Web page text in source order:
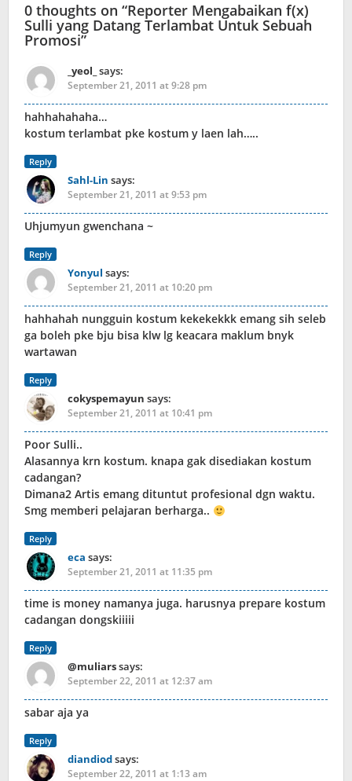
0 thoughts on “Reporter Mengabaikan f(x)
Sulli yang Datang Terlambat Untuk Sebuah
Promosi”
_yeol_ says:
September 21, 2011 at 9:28 pm
hahhahahaha…
kostum terlambat pke kostum y laen lah…..
Reply
Sahl-Lin says:
September 21, 2011 at 9:53 pm
Uhjumyun gwenchana ~
Reply
Yonyul says:
September 21, 2011 at 10:20 pm
hahhahah nungguin kostum kekekekkk emang sih seleb
ga boleh pke bju bisa klw lg keacara maklum bnyk
wartawan
Reply
cokyspemayun says:
September 21, 2011 at 10:41 pm
Poor Sulli..
Alasannya krn kostum. knapa gak disediakan kostum
cadangan?
Dimana2 Artis emang dituntut profesional dgn waktu.
Smg memberi pelajaran berharga..
Reply
eca says:
September 21, 2011 at 11:35 pm
time is money namanya juga. harusnya prepare kostum
cadangan dongskiiiii
Reply
@muliarssays:
September 22, 2011 at 12:37 am
sabar aja ya
Reply
diandiodsays:
September 22, 2011 at 1:13 am